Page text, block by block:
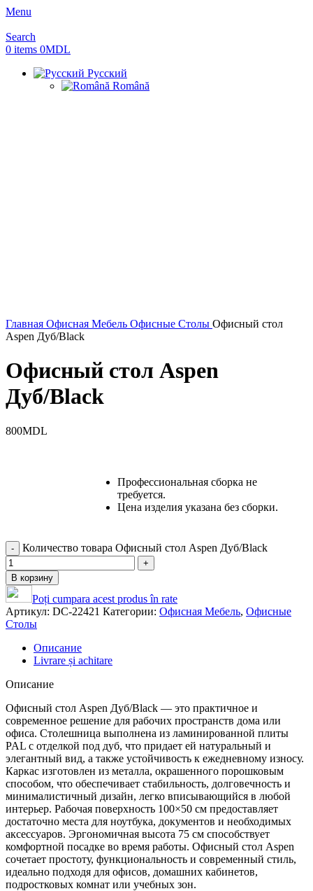
Menu
Search
0 items 0MDL
Русский
Română
Главная Офисная Мебель Офисные Столы Офисный стол
Aspen Дуб/Black
Офисный стол Aspen
Дуб/Black
800MDL
Профессиональная сборка не
требуется.
Цена изделия указана без сборки.
Количество товара Офисный стол Aspen Дуб/Black
В корзину
Poți cumpara acest produs în rate
Артикул: DC-22421 Категории: Офисная Мебель, Офисные
Столы
Описание
Livrare și achitare
Описание
Офисный стол Aspen Дуб/Black — это практичное и
современное решение для рабочих пространств дома или
офиса. Столешница выполнена из ламинированной плиты
PAL с отделкой под дуб, что придает ей натуральный и
элегантный вид, а также устойчивость к ежедневному износу.
Каркас изготовлен из металла, окрашенного порошковым
способом, что обеспечивает стабильность, долговечность и
минималистичный дизайн, легко вписывающийся в любой
интерьер. Рабочая поверхность 100×50 см предоставляет
достаточно места для ноутбука, документов и необходимых
аксессуаров. Эргономичная высота 75 см способствует
комфортной посадке во время работы. Офисный стол Aspen
сочетает простоту, функциональность и современный стиль,
идеально подходя для офисов, домашних кабинетов,
подростковых комнат или учебных зон.